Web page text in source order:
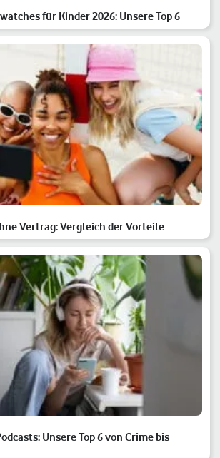
für Kinder 2026: Unsere Top 6
Vertrag: Vergleich der Vorteile
Unsere Top 6 von Crime bis